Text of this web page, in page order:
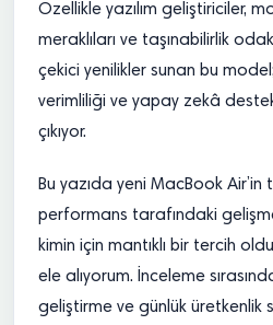
Özellikle yazılım geliştiriciler,
meraklıları ve taşınabilirlik
çekici yenilikler sunan bu
verimliliği ve yapay zekâ
çıkıyor.
Bu yazıda yeni MacBook Air’in
performans tarafındaki
kimin için mantıklı bir tercih
ele alıyorum. İnceleme
geliştirme ve günlük üretkenlik